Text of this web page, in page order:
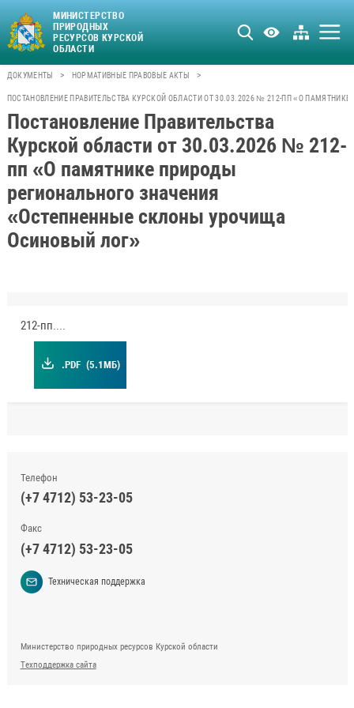
МИНИСТЕРСТВО
ПРИРОДНЫХ
РЕСУРСОВ КУРСКОЙ
ОБЛАСТИ
ДОКУМЕНТЫ > НОРМАТИВНЫЕ ПРАВОВЫЕ АКТЫ >
ПОСТАНОВЛЕНИЕ ПРАВИТЕЛЬСТВА КУРСКОЙ ОБЛАСТИ ОТ 30.03.2026 № 212-ПП «О
Постановление Правительства
Курской области от 30.03.2026 № 212-
пп «О памятнике природы
регионального значения
«Остепненные склоны урочища
Осиновый лог»
212-пп.pdf
.PDF (5.1МБ)
Телефон
(+7 4712) 53-23-05
Факс
(+7 4712) 53-23-05
Техническая поддержка
Министерство природных ресурсов Курской области
Техподдержка сайта